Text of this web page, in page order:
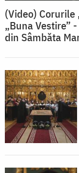
(Video) Corurile
„Buna Vestire”
din Sâmbăta